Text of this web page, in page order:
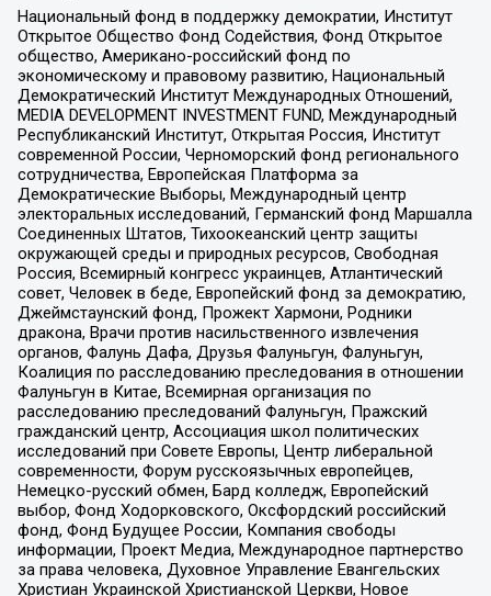
Национальный фонд в поддержку демократии, Институт
Открытое Общество Фонд Содействия, Фонд Открытое
общество, Американо-российский фонд по
экономическому и правовому развитию, Национальный
Демократический Институт Международных Отношений,
MEDIA DEVELOPMENT INVESTMENT FUND, Международный
Республиканский Институт, Открытая Россия, Институт
современной России, Черноморский фонд регионального
сотрудничества, Европейская Платформа за
Демократические Выборы, Международный центр
электоральных исследований, Германский фонд Маршалла
Соединенных Штатов, Тихоокеанский центр защиты
окружающей среды и природных ресурсов, Свободная
Россия, Всемирный конгресс украинцев, Атлантический
совет, Человек в беде, Европейский фонд за демократию,
Джеймстаунский фонд, Прожект Хармони, Родники
дракона, Врачи против насильственного извлечения
органов, Фалунь Дафа, Друзья Фалуньгун, Фалуньгун,
Коалиция по расследованию преследования в отношении
Фалуньгун в Китае, Всемирная организация по
расследованию преследований Фалуньгун, Пражский
гражданский центр, Ассоциация школ политических
исследований при Совете Европы, Центр либеральной
современности, Форум русскоязычных европейцев,
Немецко-русский обмен, Бард колледж, Европейский
выбор, Фонд Ходорковского, Оксфордский российский
фонд, Фонд Будущее России, Компания свободы
информации, Проект Медиа, Международное партнерство
за права человека, Духовное Управление Евангельских
Христиан Украинской Христианской Церкви, Новое